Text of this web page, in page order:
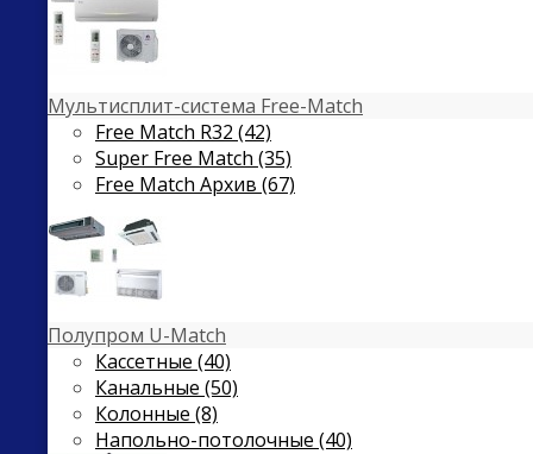
Мультисплит-система Free-Match
Free Match R32 (42)
Super Free Match (35)
Free Match Архив (67)
Полупром U-Match
Кассетные (40)
Канальные (50)
Колонные (8)
Напольно-потолочные (40)